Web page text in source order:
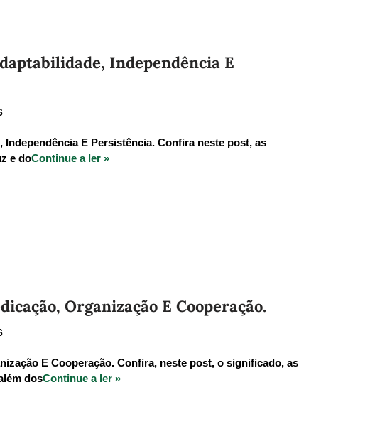
Independência E
E Persistência. Confira neste post, as
e doContinue a ler »
Organização E Cooperação.
E Cooperação. Confira, neste post, o significado, as
dosContinue a ler »